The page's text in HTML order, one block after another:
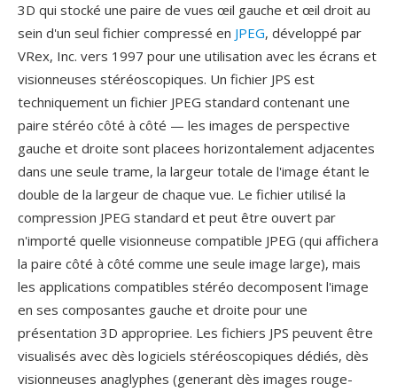
3D qui stocké une paire de vues œil gauche et œil droit au
sein d'un seul fichier compressé en JPEG, développé par
VRex, Inc. vers 1997 pour une utilisation avec les écrans et
visionneuses stéréoscopiques. Un fichier JPS est
techniquement un fichier JPEG standard contenant une
paire stéréo côté à côté — les images de perspective
gauche et droite sont placees horizontalement adjacentes
dans une seule trame, la largeur totale de l'image étant le
double de la largeur de chaque vue. Le fichier utilisé la
compression JPEG standard et peut être ouvert par
n'importé quelle visionneuse compatible JPEG (qui affichera
la paire côté à côté comme une seule image large), mais
les applications compatibles stéréo decomposent l'image
en ses composantes gauche et droite pour une
présentation 3D appropriee. Les fichiers JPS peuvent être
visualisés avec dès logiciels stéréoscopiques dédiés, dès
visionneuses anaglyphes (generant dès images rouge-